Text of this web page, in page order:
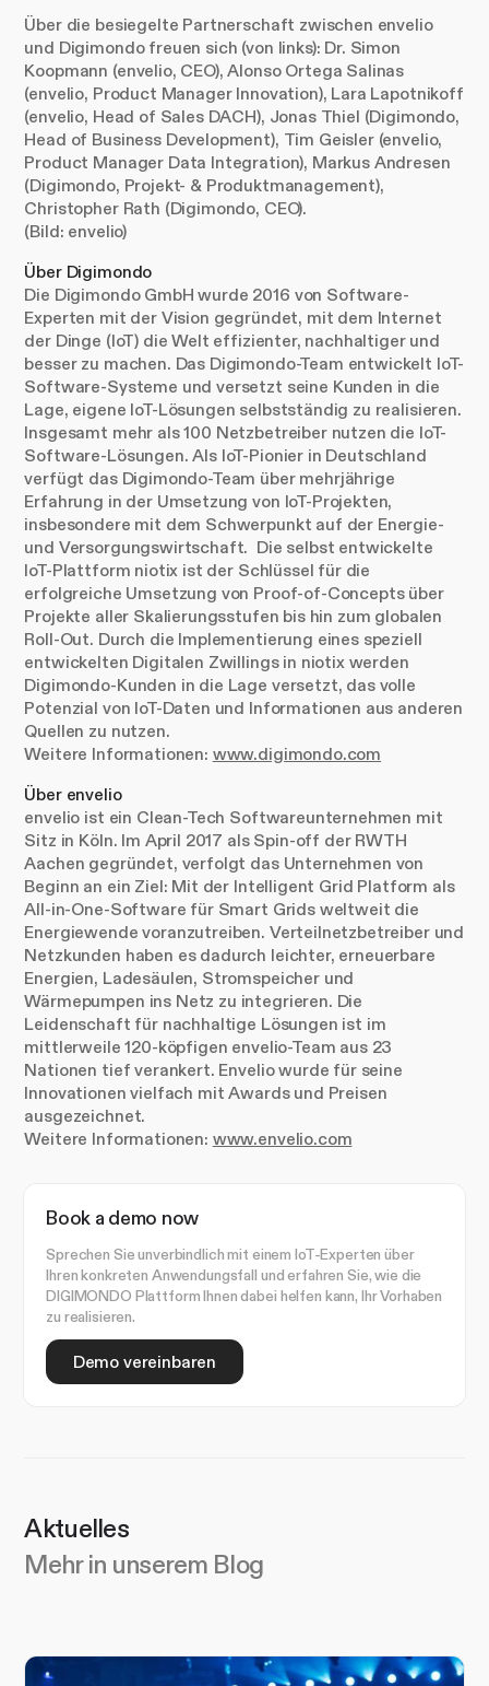
Über die besiegelte Partnerschaft zwischen envelio
und Digimondo freuen sich (von links): Dr. Simon
Koopmann (envelio, CEO), Alonso Ortega Salinas
(envelio, Product Manager Innovation), Lara Lapotnikoff
(envelio, Head of Sales DACH), Jonas Thiel (Digimondo,
Head of Business Development), Tim Geisler (envelio,
Product Manager Data Integration), Markus Andresen
(Digimondo, Projekt- & Produktmanagement),
Christopher Rath (Digimondo, CEO).
(Bild: envelio)
Über Digimondo
Die Digimondo GmbH wurde 2016 von Software-
Experten mit der Vision gegründet, mit dem Internet
der Dinge (IoT) die Welt effizienter, nachhaltiger und
besser zu machen. Das Digimondo-Team entwickelt IoT-
Software-Systeme und versetzt seine Kunden in die
Lage, eigene IoT-Lösungen selbstständig zu realisieren.
Insgesamt mehr als 100 Netzbetreiber nutzen die IoT-
Software-Lösungen. Als IoT-Pionier in Deutschland
verfügt das Digimondo-Team über mehrjährige
Erfahrung in der Umsetzung von IoT-Projekten,
insbesondere mit dem Schwerpunkt auf der Energie-
und Versorgungswirtschaft. Die selbst entwickelte
IoT-Plattform niotix ist der Schlüssel für die
erfolgreiche Umsetzung von Proof-of-Concepts über
Projekte aller Skalierungsstufen bis hin zum globalen
Roll-Out. Durch die Implementierung eines speziell
entwickelten Digitalen Zwillings in niotix werden
Digimondo-Kunden in die Lage versetzt, das volle
Potenzial von IoT-Daten und Informationen aus anderen
Quellen zu nutzen.
Weitere Informationen: www.digimondo.com
Über envelio
envelio ist ein Clean-Tech Softwareunternehmen mit
Sitz in Köln. Im April 2017 als Spin-off der RWTH
Aachen gegründet, verfolgt das Unternehmen von
Beginn an ein Ziel: Mit der Intelligent Grid Platform als
All-in-One-Software für Smart Grids weltweit die
Energiewende voranzutreiben. Verteilnetzbetreiber und
Netzkunden haben es dadurch leichter, erneuerbare
Energien, Ladesäulen, Stromspeicher und
Wärmepumpen ins Netz zu integrieren. Die
Leidenschaft für nachhaltige Lösungen ist im
mittlerweile 120-köpfigen envelio-Team aus 23
Nationen tief verankert. Envelio wurde für seine
Innovationen vielfach mit Awards und Preisen
ausgezeichnet.
Weitere Informationen: www.envelio.com
Book a demo now
Sprechen Sie unverbindlich mit einem IoT-Experten über
Ihren konkreten Anwendungsfall und erfahren Sie, wie die
DIGIMONDO Plattform Ihnen dabei helfen kann, Ihr Vorhaben
zu realisieren.
Demo vereinbaren
Aktuelles
Mehr in unserem Blog